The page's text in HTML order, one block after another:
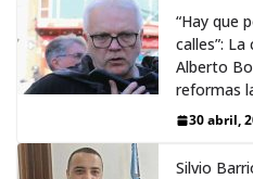
“Hay que
calles”:
Alberto
reformas
30 abril,
Silvio